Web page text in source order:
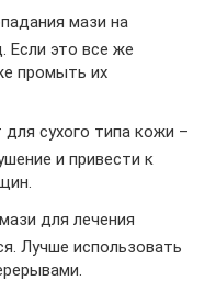
мази на
Если это все же
промыть их
сухого типа кожи –
и привести к
для лечения
Лучше использовать